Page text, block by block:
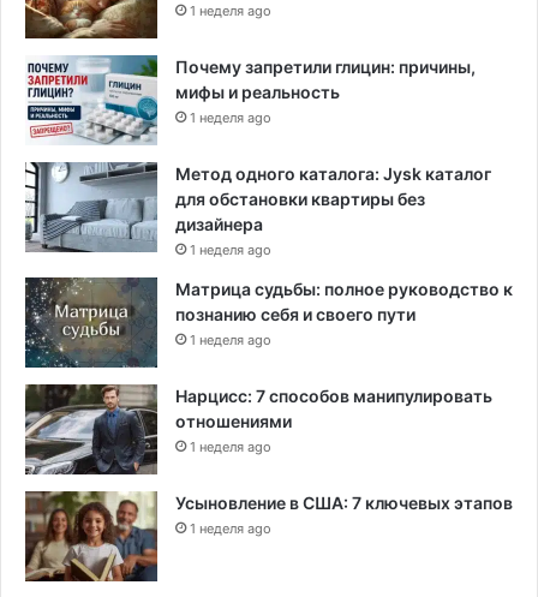
1 неделя ago
Почему запретили глицин: причины,
мифы и реальность
1 неделя ago
Метод одного каталога: Jysk каталог
для обстановки квартиры без
дизайнера
1 неделя ago
Матрица судьбы: полное руководство к
познанию себя и своего пути
1 неделя ago
Нарцисс: 7 способов манипулировать
отношениями
1 неделя ago
Усыновление в США: 7 ключевых этапов
1 неделя ago